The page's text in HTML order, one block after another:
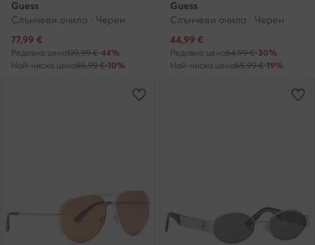
Guess
Слънчеви очила · Черен
Актуална цена
77,99 €
Редовна цена139,99 €-44%
Най-ниска цена86,99 €-10%
Guess
Слънчеви очила · Черен
Актуална цена
44,99 €
Редовна цена64,99 €-30%
Най-ниска цена55,99 €-19%